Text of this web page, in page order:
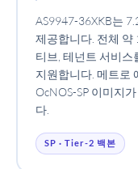
AS9947-36XKB는
제공합니다. 전체 약
티브, 테넌트 서비스
지원합니다. 메트로
OcNOS-SP 이미지
다.
SP · Tier-2 백본